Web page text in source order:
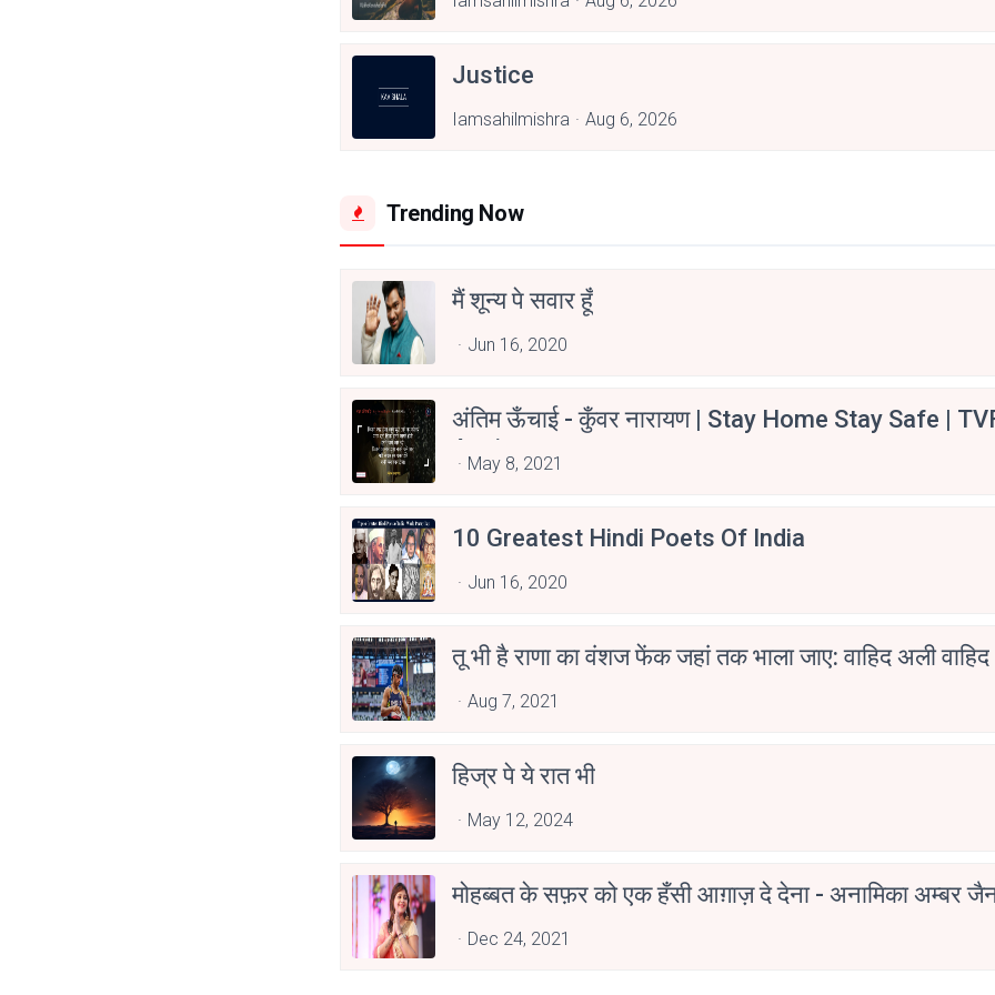
Justice
Iamsahilmishra Aug 6, 2026
Trending Now
मैं शून्य पे सवार हूँ
Jun 16, 2020
अंतिम ऊँचाई - कुँवर नारायण | Stay Home Stay Safe |
Aspirants
May 8, 2021
10 Greatest Hindi Poets Of India
Jun 16, 2020
तू भी है राणा का वंशज फेंक जहां तक भाला जाए: वाहिद अली वाहिद
Aug 7, 2021
हिज्र पे ये रात भी
May 12, 2024
मोहब्बत के सफ़र को एक हँसी आग़ाज़ दे देना - अनामिका अम्बर
Dec 24, 2021